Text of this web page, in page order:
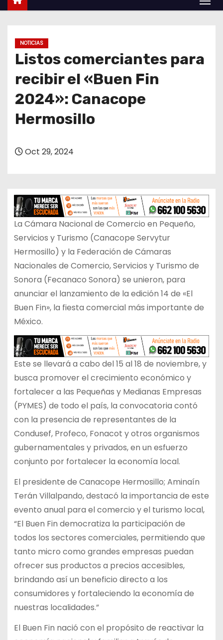
NOTICIAS
Listos comerciantes para
recibir el «Buen Fin
2024»: Canacope
Hermosillo
Oct 29, 2024
La Cámara Nacional de Comercio en Pequeño,
Servicios y Turismo (Canacope Servytur
Hermosillo) y la Federación de Cámaras
Nacionales de Comercio, Servicios y Turismo de
Sonora (Fecanaco Sonora) se unieron, para
anunciar el lanzamiento de la edición 14 de «El
Buen Fin», la fiesta comercial más importante de
México.
Este se llevará a cabo del 15 al 18 de noviembre, y
busca promover el crecimiento económico y
fortalecer a las Pequeñas y Medianas Empresas
(PYMES) de todo el país, la convocatoria contó
con la presencia de representantes de la
Condusef, Profeco, Fonacot y otros organismos
gubernamentales y privados, en un esfuerzo
conjunto por fortalecer la economía local.
El presidente de Canacope Hermosillo; Aminaín
Terán Villalpando, destacó la importancia de este
evento anual para el comercio y el turismo local,
“El Buen Fin democratiza la participación de
todos los sectores comerciales, permitiendo que
tanto micro como grandes empresas puedan
ofrecer sus productos a precios accesibles,
brindando así un beneficio directo a los
consumidores y fortaleciendo la economía de
nuestras localidades.”
El Buen Fin nació con el propósito de reactivar la